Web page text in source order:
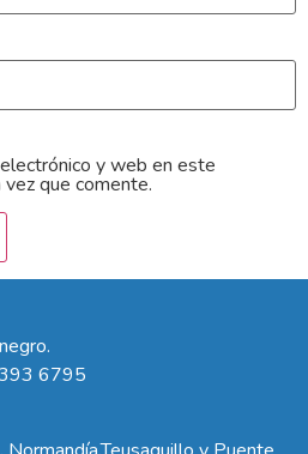
y web en este
que comente.
6795